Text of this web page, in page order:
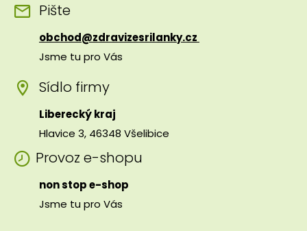
Pište
obchod@zdravizesrilanky.cz
Jsme tu pro Vás
Sídlo firmy
Liberecký kraj
Hlavice 3, 46348 Všelibice
Provoz e-shopu
non stop e-shop
Jsme tu pro Vás